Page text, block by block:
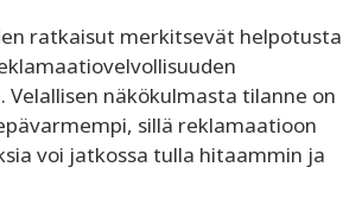
ratkaisut merkitsevät helpotusta
näkökulmasta tilanne on
sillä reklamaatioon
voi jatkossa tulla hitaammin ja